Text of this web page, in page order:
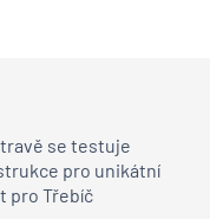
se testuje
pro unikátní
pro Třebíč